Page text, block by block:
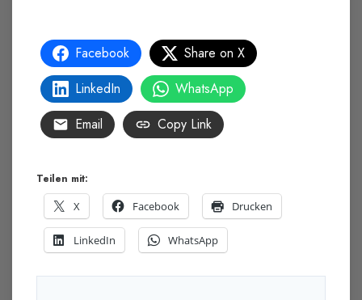
Facebook
Share on X
LinkedIn
WhatsApp
Email
Copy Link
Teilen mit:
X
Facebook Drucken
LinkedIn WhatsApp